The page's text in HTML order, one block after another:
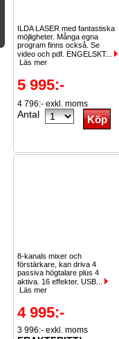
ILDA LASER med fantastiska
möjligheter. Många egna
program finns också. Se
video och pdf. ENGELSKT...
Läs mer
5 995:-
4 796:- exkl. moms
Antal
8-kanals mixer och
förstärkare, kan driva 4
passiva högtalare plus 4
aktiva. 16 effekter. USB...
Läs mer
4 995:-
3 996:- exkl. moms